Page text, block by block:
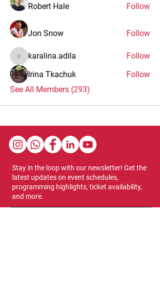
Robert Hale Follow
Jon Snow Follow
karalina.adila
karalina.adila
Follow
Irina Tkachuk
Follow
See All Members (293)
Stay in the loop with our newsletter! Get the
latest updates on event schedules,
programming highlights, ticket availability,
and more.